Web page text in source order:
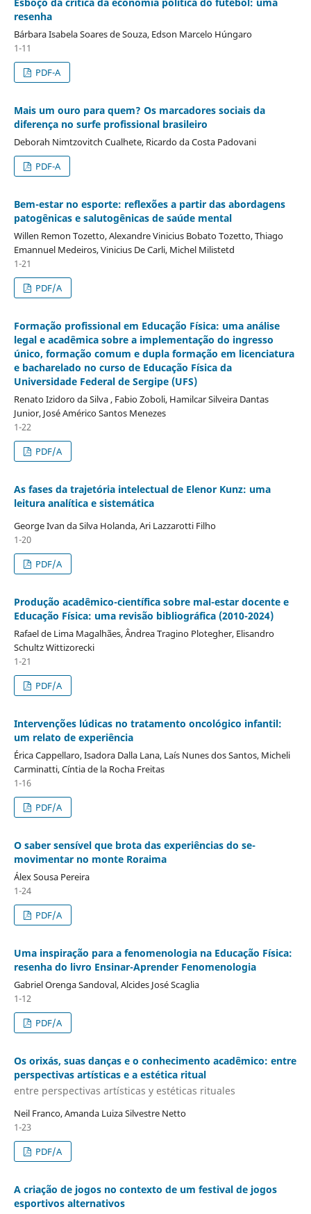
resenha
Bárbara Isabela Soares de Souza, Edson Marcelo Húngaro
1-11
PDF-A
Mais um ouro para quem? Os marcadores sociais da
diferença no surfe profissional brasileiro
Deborah Nimtzovitch Cualhete, Ricardo da Costa Padovani
PDF-A
Bem-estar no esporte: reflexões a partir das abordagens
patogênicas e salutogênicas de saúde mental
Willen Remon Tozetto, Alexandre Vinicius Bobato Tozetto, Thiago
Emannuel Medeiros, Vinicius De Carli, Michel Milistetd
1-21
PDF/A
Formação profissional em Educação Física: uma análise
legal e acadêmica sobre a implementação do ingresso
único, formação comum e dupla formação em licenciatura
e bacharelado no curso de Educação Física da
Universidade Federal de Sergipe (UFS)
Renato Izidoro da Silva , Fabio Zoboli, Hamilcar Silveira Dantas
Junior, José Américo Santos Menezes
1-22
PDF/A
As fases da trajetória intelectual de Elenor Kunz: uma
leitura analítica e sistemática
George Ivan da Silva Holanda, Ari Lazzarotti Filho
1-20
PDF/A
Produção acadêmico-científica sobre mal-estar docente e
Educação Física: uma revisão bibliográfica (2010-2024)
Rafael de Lima Magalhães, Ândrea Tragino Plotegher, Elisandro
Schultz Wittizorecki
1-21
PDF/A
Intervenções lúdicas no tratamento oncológico infantil:
um relato de experiência
Érica Cappellaro, Isadora Dalla Lana, Laís Nunes dos Santos, Micheli
Carminatti, Cíntia de la Rocha Freitas
1-16
PDF/A
O saber sensível que brota das experiências do se-
movimentar no monte Roraima
Álex Sousa Pereira
1-24
PDF/A
Uma inspiração para a fenomenologia na Educação Física:
resenha do livro Ensinar-Aprender Fenomenologia
Gabriel Orenga Sandoval, Alcides José Scaglia
1-12
PDF/A
Os orixás, suas danças e o conhecimento acadêmico: entre
perspectivas artísticas e a estética ritual
entre perspectivas artísticas y estéticas rituales
Neil Franco, Amanda Luiza Silvestre Netto
1-23
PDF/A
A criação de jogos no contexto de um festival de jogos
esportivos alternativos